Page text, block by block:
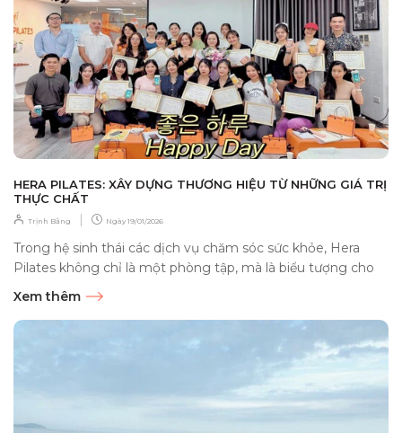
HERA PILATES: XÂY DỰNG THƯƠNG HIỆU TỪ NHỮNG GIÁ TRỊ
THỰC CHẤT
Trịnh Bằng | Ngày 19/01/2026
Trong hệ sinh thái các dịch vụ chăm sóc sức khỏe, Hera
Pilates không chỉ là một phòng tập, mà là biểu tượng cho
triết lý phát...
Xem thêm